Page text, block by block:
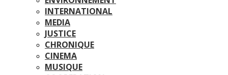
INTERNATIONAL
MEDIA
JUSTICE
CHRONIQUE
CINEMA
MUSIQUE